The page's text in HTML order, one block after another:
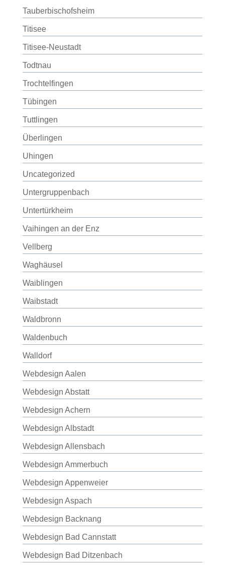
Tauberbischofsheim
Titisee
Titisee-Neustadt
Todtnau
Trochtelfingen
Tübingen
Tuttlingen
Überlingen
Uhingen
Uncategorized
Untergruppenbach
Untertürkheim
Vaihingen an der Enz
Vellberg
Waghäusel
Waiblingen
Waibstadt
Waldbronn
Waldenbuch
Walldorf
Webdesign Aalen
Webdesign Abstatt
Webdesign Achern
Webdesign Albstadt
Webdesign Allensbach
Webdesign Ammerbuch
Webdesign Appenweier
Webdesign Aspach
Webdesign Backnang
Webdesign Bad Cannstatt
Webdesign Bad Ditzenbach